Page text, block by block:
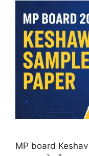
MP board